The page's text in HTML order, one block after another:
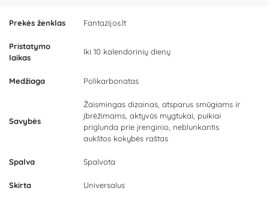
Prekės ženklas Fantazijos.lt
Pristatymo
laikas
Iki 10 kalendorinių dienų
Medžiaga Polikarbonatas
Savybės
Žaismingas dizainas, atsparus smūgiams ir
įbrėžimams, aktyvūs mygtukai, puikiai
priglunda prie įrenginio, neblunkantis
aukštos kokybės raštas
Spalva Spalvota
Skirta Universalus